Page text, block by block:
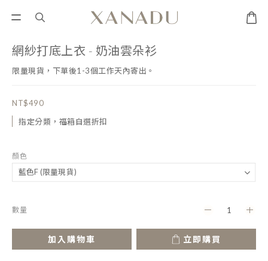
網紗打底上衣 - 奶油雲朵衫
限量現貨，下單後1-3個工作天內寄出。
NT$490
指定分類，福箱自選折扣
顏色
數量
加入購物車 立即購買